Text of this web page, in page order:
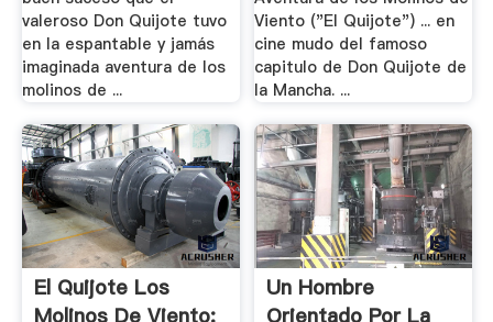
valeroso Don Quijote tuvo
en la espantable y jamás
imaginada aventura de los
molinos de ...
Viento ("El Quijote") ... en
cine mudo del famoso
capitulo de Don Quijote de
la Mancha. ...
El Quijote Los
Molinos De Viento:
Un Hombre
Orientado Por La